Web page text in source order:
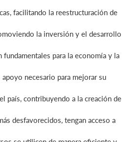
facilitando la reestructuración de
la inversión y el desarrollo
para la economía y la
necesario para mejorar su
país, contribuyendo a la creación de
desfavorecidos, tengan acceso a